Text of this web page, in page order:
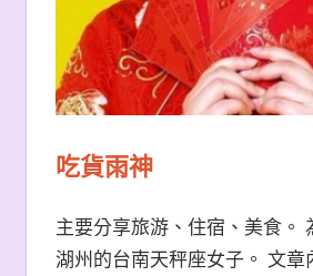
吃貨雨神
主要分享旅游、住宿、美食。
湖州的台南天秤座女子。 文章